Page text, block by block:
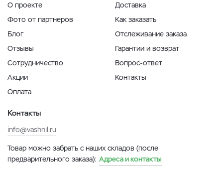
О проекте
Фото от партнеров
Блог
Отзывы
Сотрудничество
Акции
Оплата
Доставка
Как заказать
Отслеживание заказа
Гарантии и возврат
Вопрос-ответ
Контакты
Контакты
info@vashnil.ru
Товар можно забрать с наших складов (после
предварительного заказа): Адреса и контакты